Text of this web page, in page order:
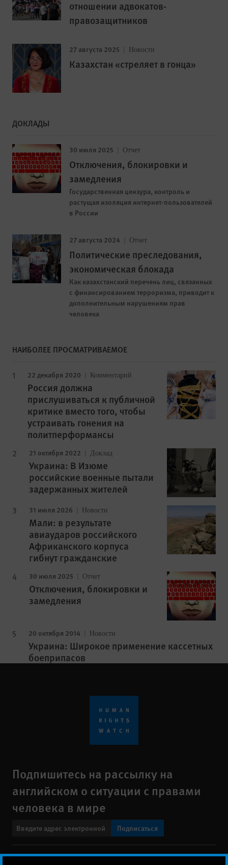
отношении адвокатов-
правозащитников
27 августа 2025 Новости
Казахстан «стреляет в гонца»
ДОКЛАДЫ
30 июля 2025 Отчет
Отключения, блокировки и
замедления
Государственная цензура, контроль и
растущая изоляция интернет-пользователей
в России
27 августа 2024 Отчет
Политические преследования,
экономическая блокада
Как казахстанский перечень лиц, связанных
с финансированием терроризма, приводит к
дополнительным нарушениям прав
человека
НАИБОЛЕЕ ПРОСМАТРИВАЕМОЕ
22 декабря 2020 Комментарий
Россия должна
прислушиваться к публичной
критике вместо того, чтобы
устраивать гонения на
политперформансы
21 октября 2022 Доклад
Украина: В Изюме
российские военные пытали
задержанных жителей
31 июля 2026 Новости
Мали: в результате
авиаударов российского
Африканского корпуса
гибнут гражданские
30 июля 2025 Отчет
Отключения, блокировки и
замедления
20 октября 2014 Новости
Украина: Широкое применение кассетных
боеприпасов
Подпишитесь на рассылку на
английском о ситуации с правами
человека в мире
Подписаться